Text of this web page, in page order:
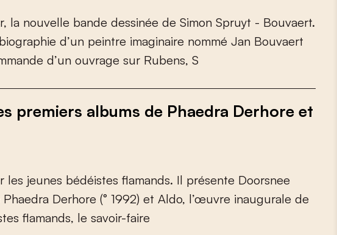
r, la nouvelle bande dessinée de Simon Spruyt - Bouvaert.
biographie d’un peintre imaginaire nommé Jan Bouvaert
mande d’un ouvrage sur Rubens, S
premiers albums de Phaedra Derhore et
r les jeunes bédéistes famands. Il présente Doorsnee
Phaedra Derhore (° 1992) et Aldo, l’œuvre inaugurale de
tes famands, le savoir-faire